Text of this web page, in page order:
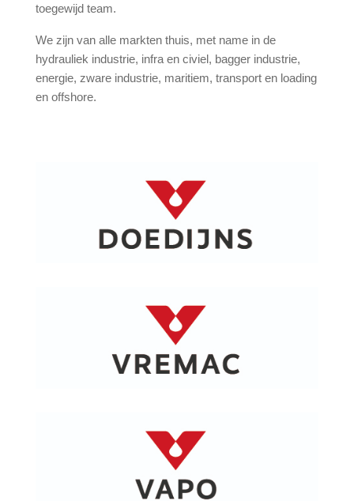
toegewijd team.
We zijn van alle markten thuis, met name in de
hydrauliek industrie, infra en civiel, bagger industrie,
energie, zware industrie, maritiem, transport en loading
en offshore.